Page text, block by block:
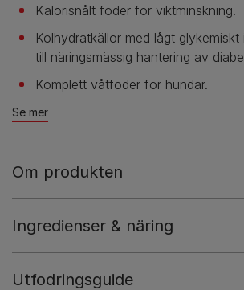
Kalorisnålt foder för viktminskning.
Kolhydratkällor med lågt
till näringsmässig hantering av
Komplett våtfoder för hundar.
Se mer
Om produkten
Ingredienser & näring
Utfodringsguide